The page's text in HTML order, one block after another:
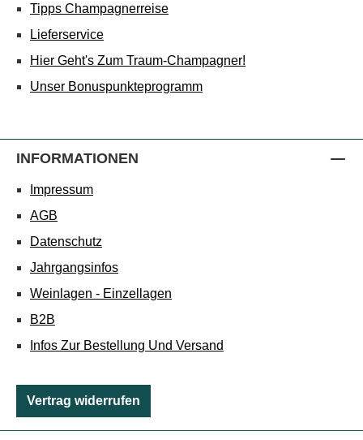
Tipps Champagnerreise
Lieferservice
Hier Geht's Zum Traum-Champagner!
Unser Bonuspunkteprogramm
INFORMATIONEN
Impressum
AGB
Datenschutz
Jahrgangsinfos
Weinlagen - Einzellagen
B2B
Infos Zur Bestellung Und Versand
Vertrag widerrufen